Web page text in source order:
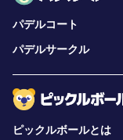
パデルコート
パデルサークル
ピックルボールとは